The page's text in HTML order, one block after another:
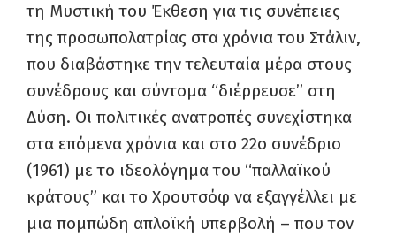
τη Μυστική του Έκθεση για τις συνέπειες
της προσωπολατρίας στα χρόνια του Στάλιν,
που διαβάστηκε την τελευταία μέρα στους
συνέδρους και σύντομα “διέρρευσε” στη
Δύση. Οι πολιτικές ανατροπές συνεχίστηκα
στα επόμενα χρόνια και στο 22ο συνέδριο
(1961) με το ιδεολόγημα του “παλλαϊκού
κράτους” και το Χρουτσόφ να εξαγγέλλει με
μια πομπώδη απλοϊκή υπερβολή – που τον